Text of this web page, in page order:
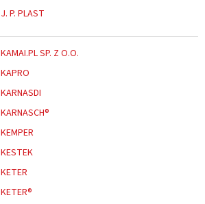
J. P. PLAST
KAMAI.PL SP. Z O.O.
KAPRO
KARNASDI
KARNASCH®
KEMPER
KESTEK
KETER
KETER®